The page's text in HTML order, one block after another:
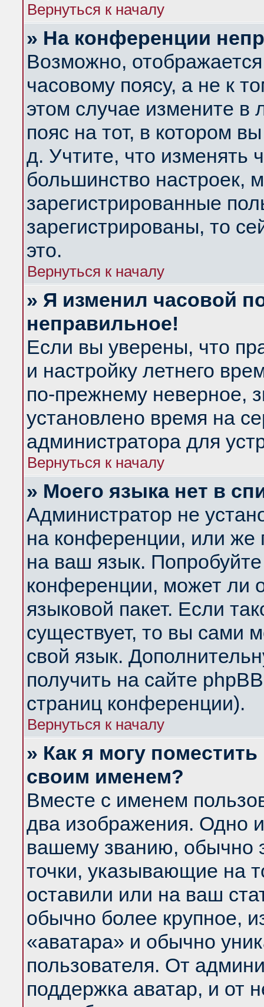
Вернуться к началу
» На конференции
Возможно,
часовому поясу, а не к
этом случае измените в
пояс на тот, в котором
д. Учтите, что изменять
большинство настроек,
зарегистрированные
зарегистрированы, то
это.
Вернуться к началу
» Я изменил часовой
неправильное!
Если вы уверены, что
и настройку летнего
по-прежнему неверное,
установлено время на
администратора для
Вернуться к началу
» Моего языка нет в
Администратор не
на конференции, или же
на ваш язык.
конференции, может ли
языковой пакет. Если
существует, то вы сами
свой язык.
получить на сайте
страниц конференции).
Вернуться к началу
» Как я могу
своим именем?
Вместе с именем
два изображения. Одно
вашему званию, обычно
точки, указывающие на
оставили или на ваш
обычно более крупное,
«аватара» и обычно
пользователя. От
поддержка аватар, и от